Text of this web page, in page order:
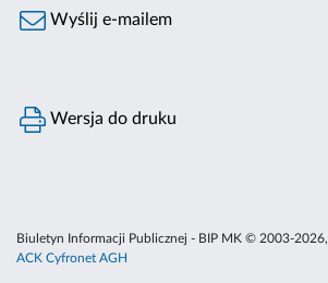
Wyślij e-mailem
Wersja do druku
Biuletyn Informacji Publicznej - BIP MK © 2003-2026,
ACK Cyfronet AGH